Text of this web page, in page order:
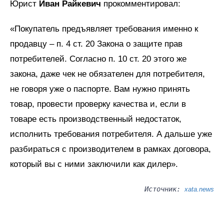
Юрист Иван Райкевич прокомментировал:
«Покупатель предъявляет требования именно к
продавцу – п. 4 ст. 20 Закона о защите прав
потребителей. Согласно п. 10 ст. 20 этого же
закона, даже чек не обязателен для потребителя,
не говоря уже о паспорте. Вам нужно принять
товар, провести проверку качества и, если в
товаре есть производственный недостаток,
исполнить требования потребителя. А дальше уже
разбираться с производителем в рамках договора,
который вы с ними заключили как дилер».
Источник: xata.news